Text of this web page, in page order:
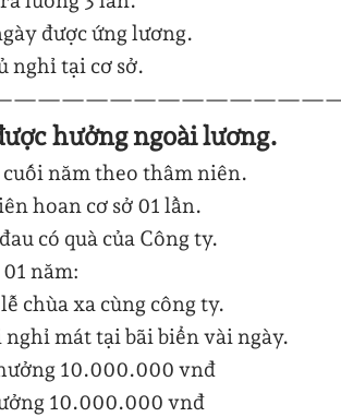
được ứng lương.
nghỉ tại cơ sở.
—————————————
hưởng ngoài lương.
năm theo thâm niên.
hoan cơ sở 01 lần.
có quà của Công ty.
năm:
chùa xa cùng công ty.
nghỉ mát tại bãi biển vài ngày.
10.000.000 vnđ
10.000.000 vnđ